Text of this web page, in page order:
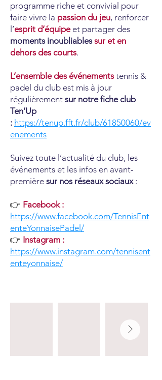
programme riche et convivial pour
faire vivre la passion du jeu, renforcer
l’esprit d’équipeet partager des
moments inoubliables sur et en
dehors des courts.
​L’ensemble des événementstennis &
padel du club est mis à jour
régulièrement sur notre fiche club
Ten’Up
: https://tenup.fft.fr/club/61850060/ev
enements
Suivez toute l’actualité du club, les
événements et les infos en avant-
première sur nos réseaux sociaux:
​👉 Facebook :
https://www.facebook.com/TennisEnt
enteYonnaisePadel/
👉 Instagram :
https://www.instagram.com/tennisent
enteyonnaise/